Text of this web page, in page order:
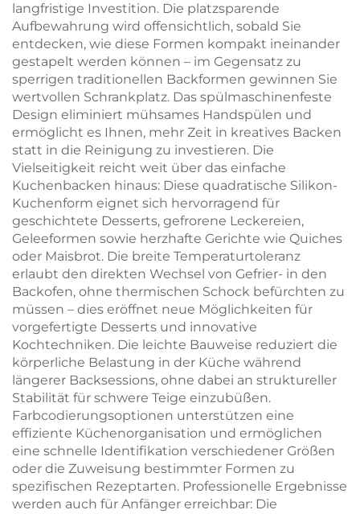
langfristige Investition. Die platzsparende
Aufbewahrung wird offensichtlich, sobald Sie
entdecken, wie diese Formen kompakt ineinander
gestapelt werden können – im Gegensatz zu
sperrigen traditionellen Backformen gewinnen Sie
wertvollen Schrankplatz. Das spülmaschinenfeste
Design eliminiert mühsames Handspülen und
ermöglicht es Ihnen, mehr Zeit in kreatives Backen
statt in die Reinigung zu investieren. Die
Vielseitigkeit reicht weit über das einfache
Kuchenbacken hinaus: Diese quadratische Silikon-
Kuchenform eignet sich hervorragend für
geschichtete Desserts, gefrorene Leckereien,
Geleeformen sowie herzhafte Gerichte wie Quiches
oder Maisbrot. Die breite Temperaturtoleranz
erlaubt den direkten Wechsel von Gefrier- in den
Backofen, ohne thermischen Schock befürchten zu
müssen – dies eröffnet neue Möglichkeiten für
vorgefertigte Desserts und innovative
Kochtechniken. Die leichte Bauweise reduziert die
körperliche Belastung in der Küche während
längerer Backsessions, ohne dabei an struktureller
Stabilität für schwere Teige einzubüßen.
Farbcodierungsoptionen unterstützen eine
effiziente Küchenorganisation und ermöglichen
eine schnelle Identifikation verschiedener Größen
oder die Zuweisung bestimmter Formen zu
spezifischen Rezeptarten. Professionelle Ergebnisse
werden auch für Anfänger erreichbar: Die